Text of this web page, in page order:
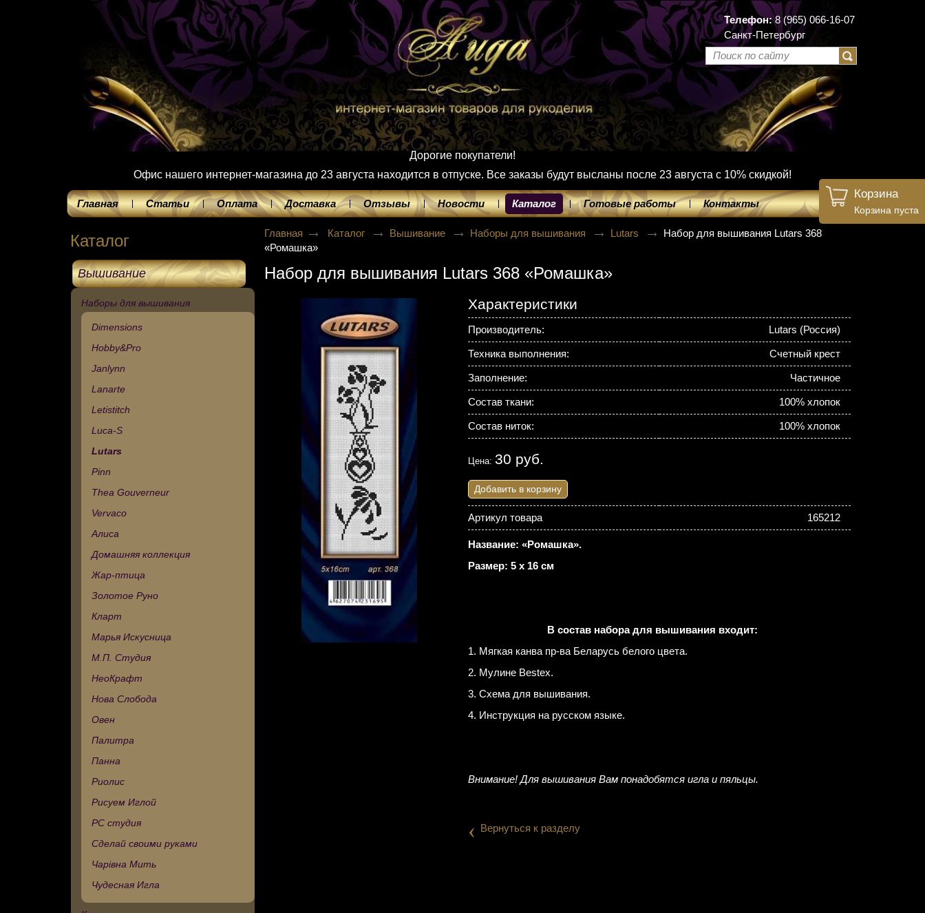
Телефон:8 (965) 066-16-07
Санкт-Петербург
Дорогие покупатели!
Офис нашего интернет-магазина до 23 августа находится в отпуске. Все заказы будут высланы после 23 августа с 10% скидкой!
Главная Статьи Оплата Доставка Отзывы Новости Каталог Готовые работы Контакты
Каталог
Вышивание
Наборы для вышивания
Dimensions
Hobby&Pro
Janlynn
Lanarte
Letistitch
Luca-S
Lutars
Pinn
Thea Gouverneur
Vervaco
Алиса
Домашняя коллекция
Жар-птица
Золотое Руно
Кларт
Марья Искусница
М.П. Студия
НеоКрафт
Нова Слобода
Овен
Палитра
Панна
Риолис
Рисуем Иглой
РС студия
Сделай своими руками
Чарівна Мить
Чудесная Игла
Корзина
Корзина пуста
Главная Каталог Вышивание Наборы для вышивания Lutars
Набор для вышивания Lutars 368
«Ромашка»
Набор для вышивания Lutars 368 «Ромашка»
Характеристики
Производитель: Lutars (Россия)
Техника выполнения: Счетный крест
Заполнение: Частичное
Состав ткани: 100% хлопок
Состав ниток: 100% хлопок
Цена: 30 руб.
Добавить в корзину
Артикул товара 165212
Название: «Ромашка».
Размер: 5 х 16 см
В состав набора для вышивания входит:
1. Мягкая канва пр-ва Беларусь белого цвета.
2. Мулине Bestex.
3. Схема для вышивания.
4. Инструкция на русском языке.
Внимание! Для вышивания Вам понадобятся игла и пяльцы.
‹ Вернуться к разделу